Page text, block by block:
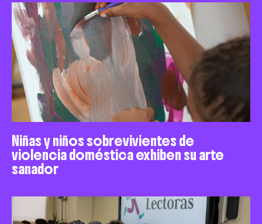
Niñas y niños sobrevivientes de
violencia doméstica exhiben su arte
sanador